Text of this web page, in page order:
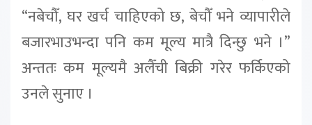
“नबेचौँ, घर खर्च चाहिएको छ, बेचौँ भने व्यापारीले
बजारभाउभन्दा पनि कम मूल्य मात्रै दिन्छु भने ।”
अन्ततः कम मूल्यमै अलैँची बिक्री गरेर फर्किएको
उनले सुनाए ।